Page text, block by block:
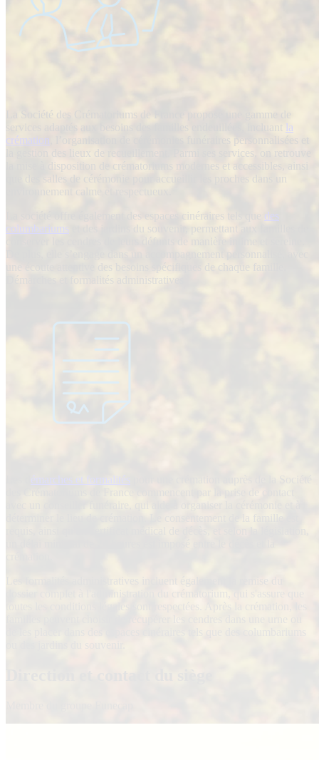
La Société des Crématoriums de France propose une gamme de
services adaptés aux besoins des familles endeuillées, incluant la
crémation , l’organisation de cérémonies funéraires personnalisées et
la gestion des lieux de recueillement. Parmi ses services, on retrouve
la mise à disposition de crématoriums modernes et accessibles, ainsi
que des salles de cérémonie pour accueillir les proches dans un
environnement calme et respectueux.
La société offre également des espaces cinéraires tels que des
columbariums et des jardins du souvenir, permettant aux familles de
conserver les cendres de leurs défunts de manière intime et sereine.
une écoute attentive des besoins spécifiques de chaque famille.
Démarches et formalités administratives
émarches et formalités
des Crématoriums de France commencent par la prise de contact